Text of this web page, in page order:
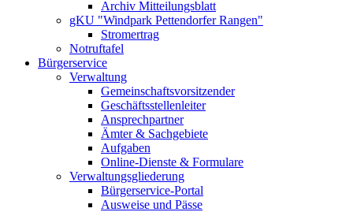
Archiv Mitteilungsblatt
gKU "Windpark Pettendorfer Rangen"
Stromertrag
Notruftafel
Bürgerservice
Verwaltung
Gemeinschaftsvorsitzender
Geschäftsstellenleiter
Ansprechpartner
Ämter & Sachgebiete
Aufgaben
Online-Dienste & Formulare
Verwaltungsgliederung
Bürgerservice-Portal
Ausweise und Pässe